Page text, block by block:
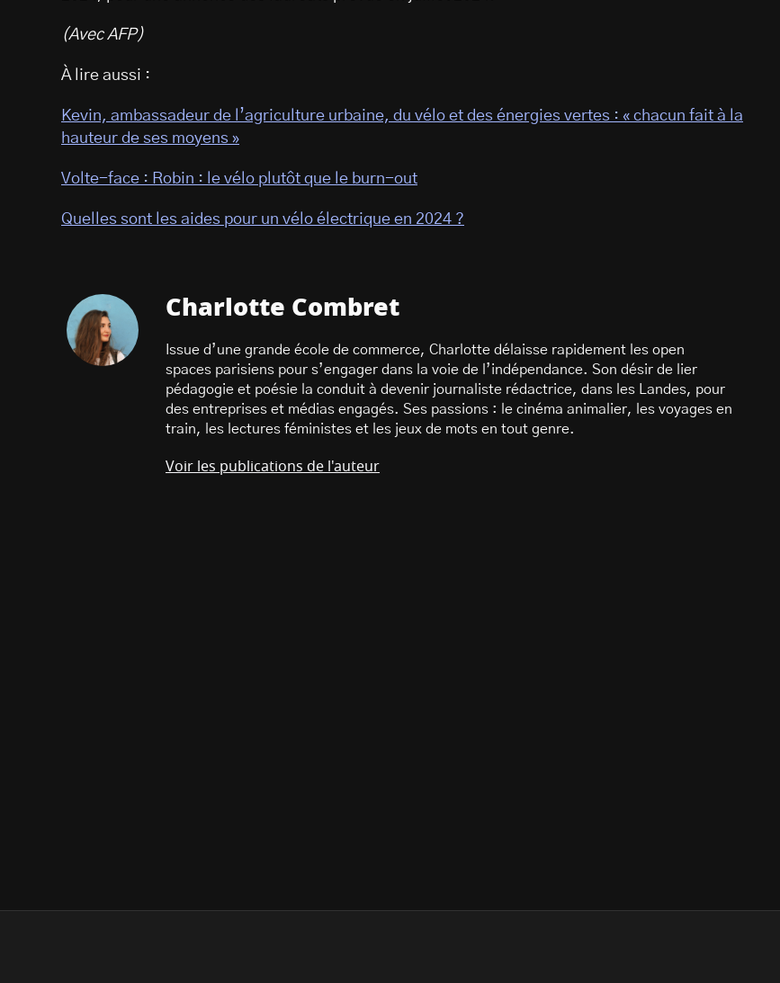
(Avec AFP)
À lire aussi :
Kevin, ambassadeur de l’agriculture urbaine, du vélo et des énergies vertes : « chacun fait à la
hauteur de ses moyens »
Volte-face : Robin : le vélo plutôt que le burn-out
Quelles sont les aides pour un vélo électrique en 2024 ?
Charlotte Combret
Issue d’une grande école de commerce, Charlotte délaisse rapidement les open
spaces parisiens pour s’engager dans la voie de l’indépendance. Son désir de lier
pédagogie et poésie la conduit à devenir journaliste rédactrice, dans les Landes, pour
des entreprises et médias engagés. Ses passions : le cinéma animalier, les voyages en
train, les lectures féministes et les jeux de mots en tout genre.
Voir les publications de l'auteur